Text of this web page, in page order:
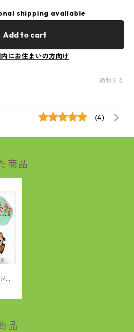
shipping available
Add to cart
にお住まいの方向け
通報する
(4)
商品
ョ
品